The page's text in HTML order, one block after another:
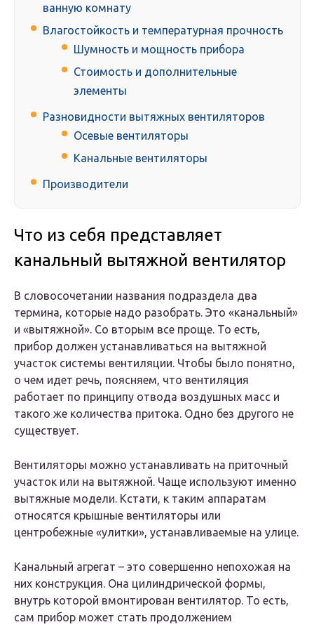
ванную комнату
Влагостойкость и температурная прочность
Шумность и мощность прибора
Стоимость и дополнительные
элементы
Разновидности вытяжных вентиляторов
Осевые вентиляторы
Канальные вентиляторы
Производители
Что из себя представляет
канальный вытяжной вентилятор
В словосочетании названия подраздела два
термина, которые надо разобрать. Это «канальный»
и «вытяжной». Со вторым все проще. То есть,
прибор должен устанавливаться на вытяжной
участок системы вентиляции. Чтобы было понятно,
о чем идет речь, поясняем, что вентиляция
работает по принципу отвода воздушных масс и
такого же количества притока. Одно без другого не
существует.
Вентиляторы можно устанавливать на приточный
участок или на вытяжной. Чаще используют именно
вытяжные модели. Кстати, к таким аппаратам
относятся крышные вентиляторы или
центробежные «улитки», устанавливаемые на улице.
Канальный агрегат – это совершенно непохожая на
них конструкция. Она цилиндрической формы,
внутрь которой вмонтирован вентилятор. То есть,
сам прибор может стать продолжением